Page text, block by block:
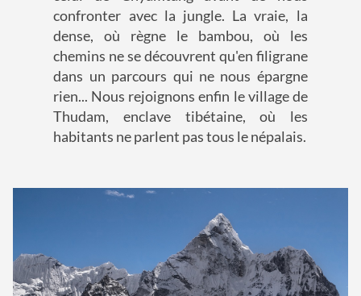
confronter avec la jungle. La vraie, la
dense, où règne le bambou, où les
chemins ne se découvrent qu'en filigrane
dans un parcours qui ne nous épargne
rien... Nous rejoignons enfin le village de
Thudam, enclave tibétaine, où les
habitants ne parlent pas tous le népalais.